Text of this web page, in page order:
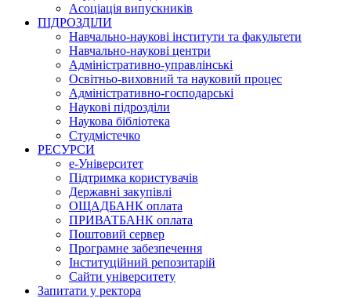
Асоціація випускників
ПІДРОЗДІЛИ
Навчально-наукові інститути та факультети
Навчально-наукові центри
Адміністративно-управлінські
Освітньо-виховний та науковий процес
Адміністративно-господарські
Наукові підрозділи
Наукова бібліотека
Студмістечко
РЕСУРСИ
е-Університет
Підтримка користувачів
Державні закупівлі
ОЩАДБАНК оплата
ПРИВАТБАНК оплата
Поштовий сервер
Програмне забезпечення
Інституційний репозитарій
Сайти університету
Запитати у ректора